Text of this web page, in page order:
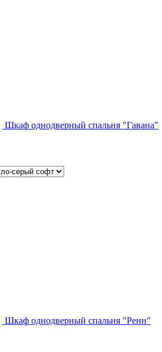
Шкаф однодверный спальня "Гавана"
Шкаф однодверный спальня "Ренн"